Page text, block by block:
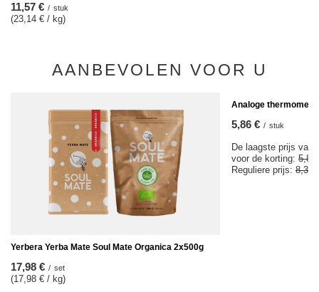
11,57 € / stuk
(23,14 € / kg)
AANBEVOLEN VOOR U
Yerbera Yerba Mate Soul Mate Organica 2x500g
17,98 € / set
(17,98 € / kg)
Analoge
5,86 € / stuk
De laagste prijs van
voor de korting: 5,85
Reguliere prijs: 8,37